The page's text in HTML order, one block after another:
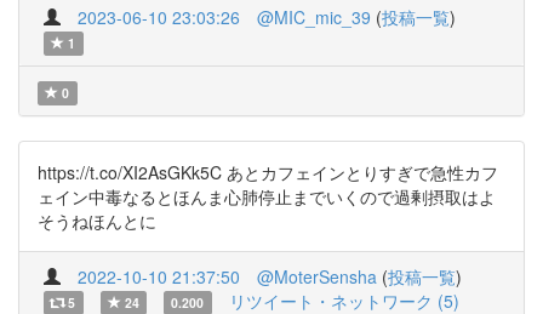
2023-06-10 23:03:26 @MIC_mic_39 (投稿一覧)
1
0
https://t.co/XI2AsGKk5C あとカフェインとりすぎで急性カフ
ェイン中毒なるとほんま心肺停止までいくので過剰摂取はよ
そうねほんとに
2022-10-10 21:37:50 @MoterSensha (投稿一覧)
5 24 0.200 リツイート・ネットワーク (5)